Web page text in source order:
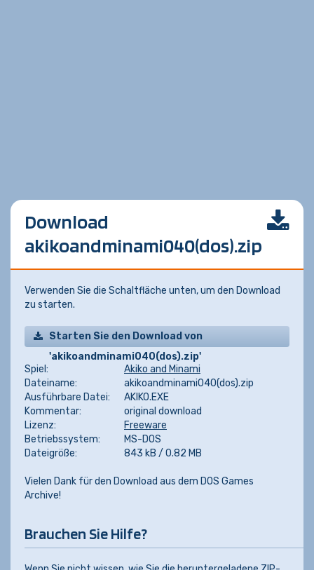
Download
akikoandminami040(dos).zip
Verwenden Sie die Schaltfläche unten, um den Download
zu starten.
Starten Sie den Download von
'akikoandminami040(dos).zip'
Spiel:
Akiko and Minami
Dateiname:
akikoandminami040(dos).zip
Ausführbare Datei:
AKIKO.EXE
Kommentar:
original download
Lizenz:
Freeware
Betriebssystem:
MS-DOS
Dateigröße:
843 kB / 0.82 MB
Vielen Dank für den Download aus dem DOS Games
Archive!
Brauchen Sie Hilfe?